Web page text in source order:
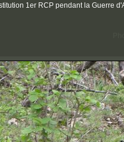
1er RCP pendant la Guerre